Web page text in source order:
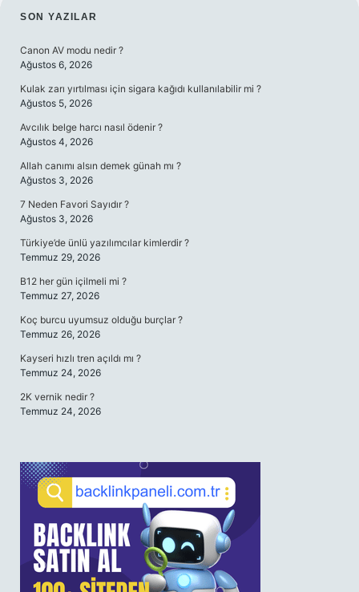
SIDEBAR
SON YAZILAR
Canon AV modu nedir ?
Ağustos 6, 2026
Kulak zarı yırtılması için sigara kağıdı kullanılabilir mi ?
Ağustos 5, 2026
Avcılık belge harcı nasıl ödenir ?
Ağustos 4, 2026
Allah canımı alsın demek günah mı ?
Ağustos 3, 2026
7 Neden Favori Sayıdır ?
Ağustos 3, 2026
Türkiye’de ünlü yazılımcılar kimlerdir ?
Temmuz 29, 2026
B12 her gün içilmeli mi ?
Temmuz 27, 2026
Koç burcu uyumsuz olduğu burçlar ?
Temmuz 26, 2026
Kayseri hızlı tren açıldı mı ?
Temmuz 24, 2026
2K vernik nedir ?
Temmuz 24, 2026